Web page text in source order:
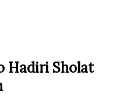
Hadiri Sholat